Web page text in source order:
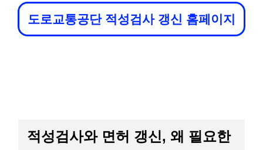
도로교통공단 적성검사 갱신 홈페이지
적성검사와 면허 갱신, 왜 필요한